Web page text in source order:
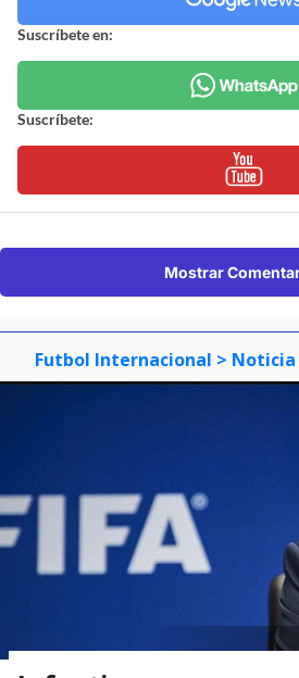
Suscríbete en:
Suscríbete:
Mostrar
Futbol Internacional > Noticia